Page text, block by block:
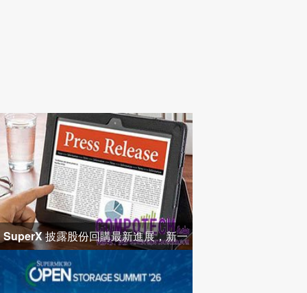
SuperX 披露股份回購最新進展，新一
輪迴購落地堅定長期價值成長